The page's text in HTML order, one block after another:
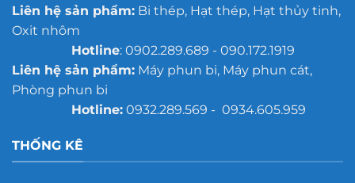
Liên hệ sản phẩm:Bi thép, Hạt thép, Hạt thủy tinh,
Oxit nhôm
Hotline: 0902.289.689 - 090.172.1919
Liên hệ sản phẩm:Máy phun bi, Máy phun cát,
Phòng phun bi
Hotline:0932.289.569 - 0934.605.959
THỐNG KÊ